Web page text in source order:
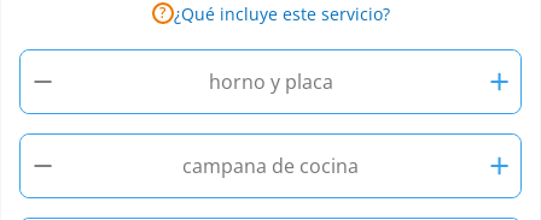
? ¿Qué incluye este servicio?
− horno y placa
+
−
campana de cocina
+